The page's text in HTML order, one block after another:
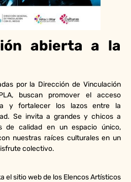
abierta a la
por la Dirección de Vinculación
buscan promover el acceso
y fortalecer los lazos entre la
Se invita a grandes y chicos a
de calidad en un espacio único,
nuestras raíces culturales en un
colectivo.
el sitio web de los Elencos Artísticos